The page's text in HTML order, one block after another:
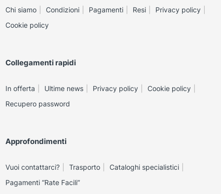
Chi siamo Condizioni Pagamenti Resi
Privacy policy
Cookie policy
Collegamenti rapidi
In offerta Ultime news Privacy policy
Cookie policy
Recupero password
Approfondimenti
Vuoi contattarci? Trasporto
Cataloghi specialistici
Pagamenti “Rate Facili”